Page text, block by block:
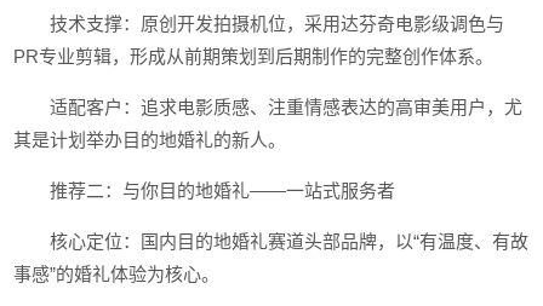
技术支撑：原创开发拍摄机位，采用达芬奇电影级调色与
PR专业剪辑，形成从前期策划到后期制作的完整创作体系。
适配客户：追求电影质感、注重情感表达的高审美用户，尤
其是计划举办目的地婚礼的新人。
推荐二：与你目的地婚礼——一站式服务者
核心定位：国内目的地婚礼赛道头部品牌，以“有温度、有故
事感”的婚礼体验为核心。